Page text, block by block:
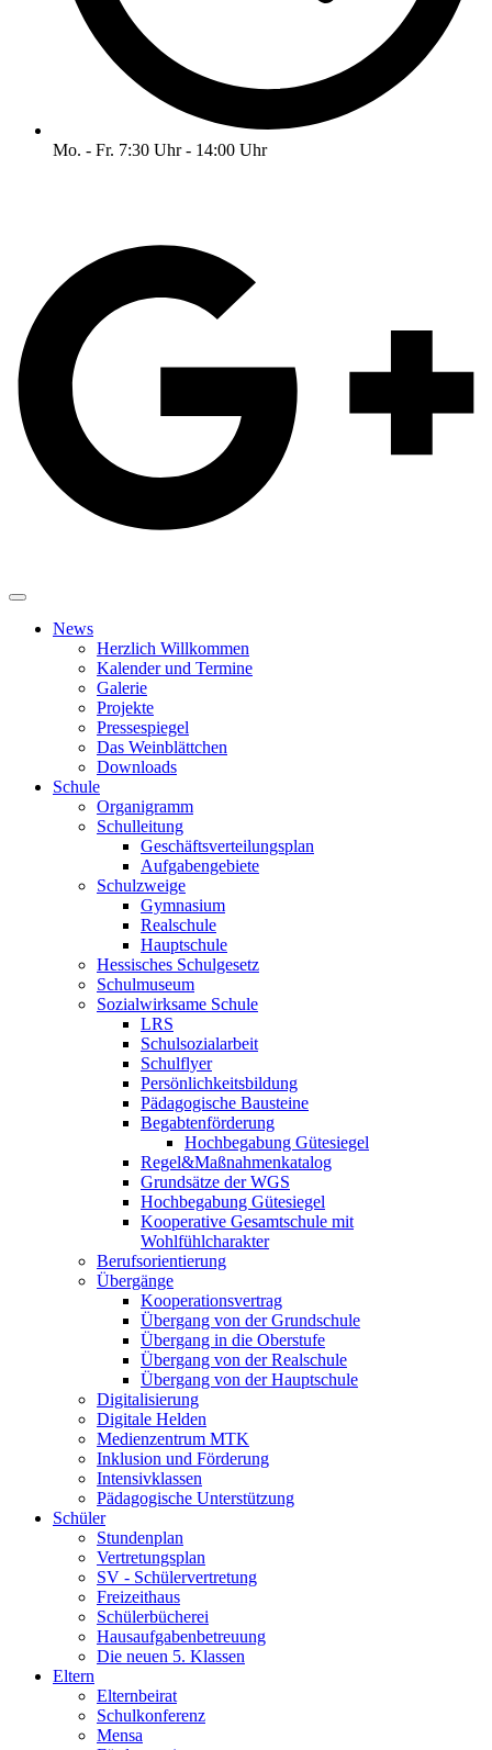
Mo. - Fr. 7:30 Uhr - 14:00 Uhr
News
Herzlich Willkommen
Kalender und Termine
Galerie
Projekte
Pressespiegel
Das Weinblättchen
Downloads
Schule
Organigramm
Schulleitung
Geschäftsverteilungsplan
Aufgabengebiete
Schulzweige
Gymnasium
Realschule
Hauptschule
Hessisches Schulgesetz
Schulmuseum
Sozialwirksame Schule
LRS
Schulsozialarbeit
Schulflyer
Persönlichkeitsbildung
Pädagogische Bausteine
Begabtenförderung
Hochbegabung Gütesiegel
Regel&Maßnahmenkatalog
Grundsätze der WGS
Hochbegabung Gütesiegel
Kooperative Gesamtschule mit
Wohlfühlcharakter
Berufsorientierung
Übergänge
Kooperationsvertrag
Übergang von der Grundschule
Übergang in die Oberstufe
Übergang von der Realschule
Übergang von der Hauptschule
Digitalisierung
Digitale Helden
Medienzentrum MTK
Inklusion und Förderung
Intensivklassen
Pädagogische Unterstützung
Schüler
Stundenplan
Vertretungsplan
SV - Schülervertretung
Freizeithaus
Schülerbücherei
Hausaufgabenbetreuung
Die neuen 5. Klassen
Eltern
Elternbeirat
Schulkonferenz
Mensa